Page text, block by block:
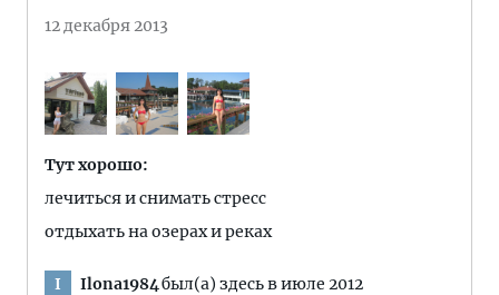
12 декабря 2013
Тут хорошо:
лечиться и снимать стресс
отдыхать на озерах и реках
I Ilona1984был(а) здесь в июле 2012